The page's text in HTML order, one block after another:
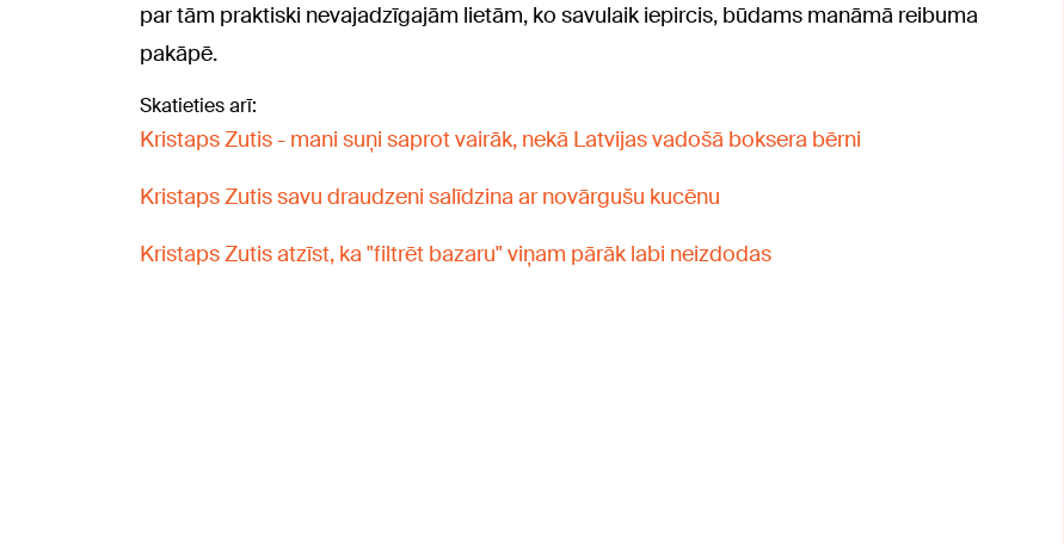
par tām praktiski nevajadzīgajām lietām, ko savulaik iepircis, būdams manāmā reibuma
pakāpē.
Skatieties arī:
Kristaps Zutis - mani suņi saprot vairāk, nekā Latvijas vadošā boksera bērni
Kristaps Zutis savu draudzeni salīdzina ar novārgušu kucēnu
Kristaps Zutis atzīst, ka "filtrēt bazaru" viņam pārāk labi neizdodas